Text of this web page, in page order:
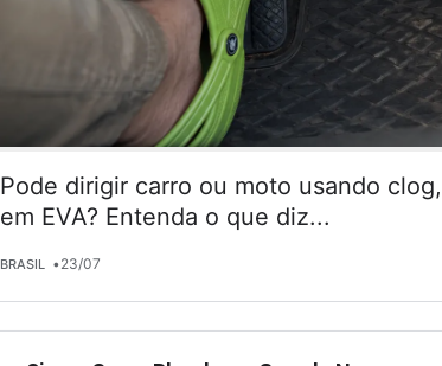
Pode dirigir carro ou moto usando
em EVA? Entenda o que diz...
BRASIL •23/07